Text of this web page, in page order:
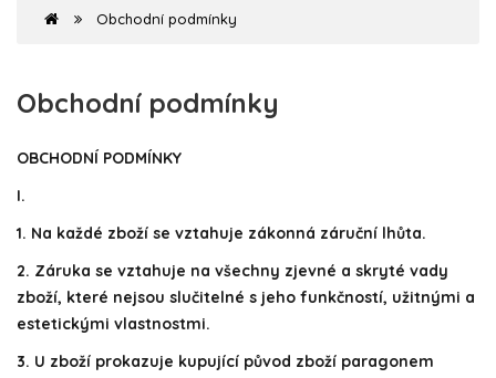
Obchodní podmínky
Obchodní podmínky
OBCHODNÍ PODMÍNKY
I.
1. Na každé zboží se vztahuje zákonná záruční lhůta.
2. Záruka se vztahuje na všechny zjevné a skryté vady
zboží, které nejsou slučitelné s jeho funkčností, užitnými a
estetickými vlastnostmi.
3. U zboží prokazuje kupující původ zboží paragonem